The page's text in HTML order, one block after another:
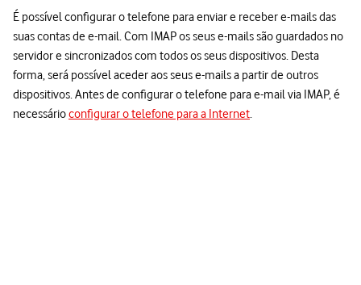
É possível configurar o telefone para enviar e receber e-mails das
suas contas de e-mail. Com IMAP os seus e-mails são guardados no
servidor e sincronizados com todos os seus dispositivos. Desta
forma, será possível aceder aos seus e-mails a partir de outros
dispositivos. Antes de configurar o telefone para e-mail via IMAP, é
necessárioconfigurar o telefone para a Internet.